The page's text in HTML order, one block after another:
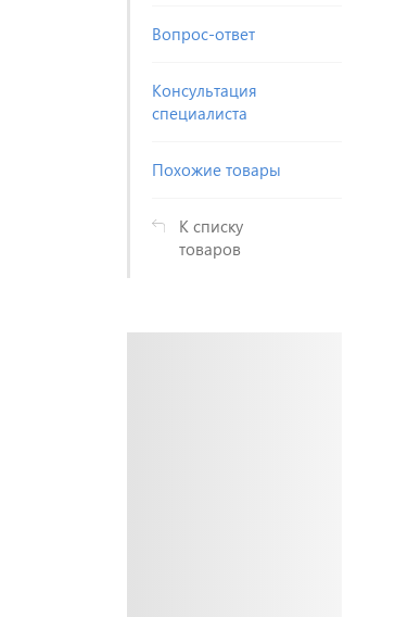
Вопрос-ответ
Консультация
специалиста
Похожие товары
К списку
товаров